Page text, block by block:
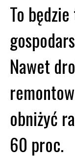
To
Nawet
obniżyć
60 proc.